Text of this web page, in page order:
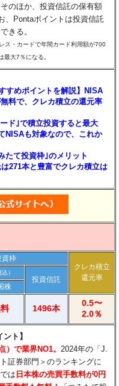
のほか、投資信託の保有額
、Pontaポイントは投資信託
きる。
ス・カードで年間カード利用額が700
最大7％になる。
すめポイントを解説】NISA
料で、クレカ積立の還元率
ド｣で積立投資すると最大
NISAも対象なので、これか
て投資枠｣のメリット
271本と豊富でクレカ積立は
資枠
クレカ積立
還元率
）
投資信託
株
1496本
0.5〜
2.0％
ト】
）で業界NO1。 2024年の「J.
証券部門＞のランキングに
は 日本株の売買手数料が0円